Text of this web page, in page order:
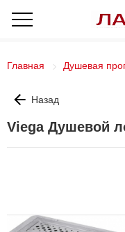
Главная Душевая
Назад
Viega Душевой